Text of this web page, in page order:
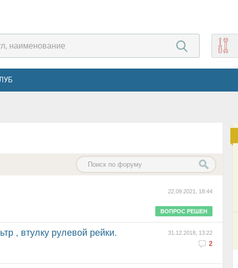
22.09.2021, 18:44
ВОПРОС РЕШЕН
31.12.2018, 13:22
2
, втулку рулевой рейки.